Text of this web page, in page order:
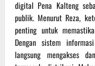
digital Pena Kalteng
publik. ‎Menurut Reza,
penting untuk
Dengan sistem
langsung mengakses